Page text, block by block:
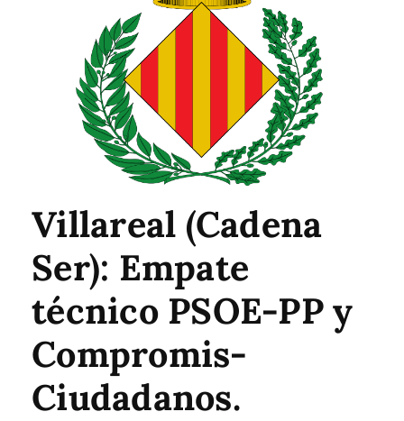
Villareal (Cadena
Ser): Empate
técnico PSOE-PP y
Compromis-
Ciudadanos.